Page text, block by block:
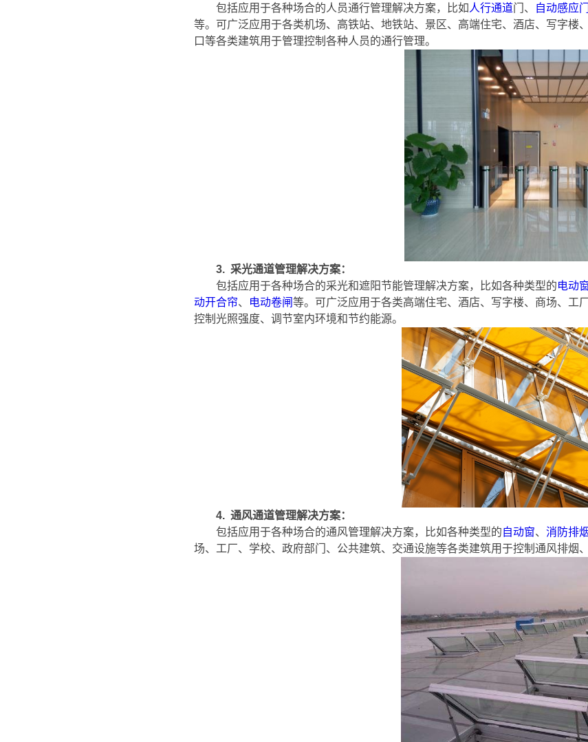
包括应用于各种场合的人员通行管理解决方案，比如 人行通道门、 自动感应门
等。可广泛应用于各类机场、高铁站、地铁站、景区、高端住宅、酒店、写字楼
口等各类建筑用于管理控制各种人员的通行管理。
3. 采光通道管理解决方案：
包括应用于各种场合的采光和遮阳节能管理解决方案，比如各种类型的电动
动开合帘、 电动卷闸等。可广泛应用于各类高端住宅、酒店、写字楼、商场、工
控制光照强度、调节室内环境和节约能源。
4. 通风通道管理解决方案：
包括应用于各种场合的通风管理解决方案，比如各种类型的自动窗、 消防排
场、工厂、学校、政府部门、公共建筑、交通设施等各类建筑用于控制通风排烟、